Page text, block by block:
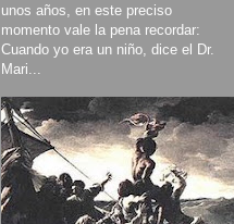
unos años, en este preciso
momento vale la pena recordar:
Cuando yo era un niño, dice el Dr.
Mari...